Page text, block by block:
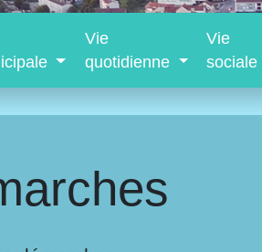
Vie
quotidienne
Vie
sociale